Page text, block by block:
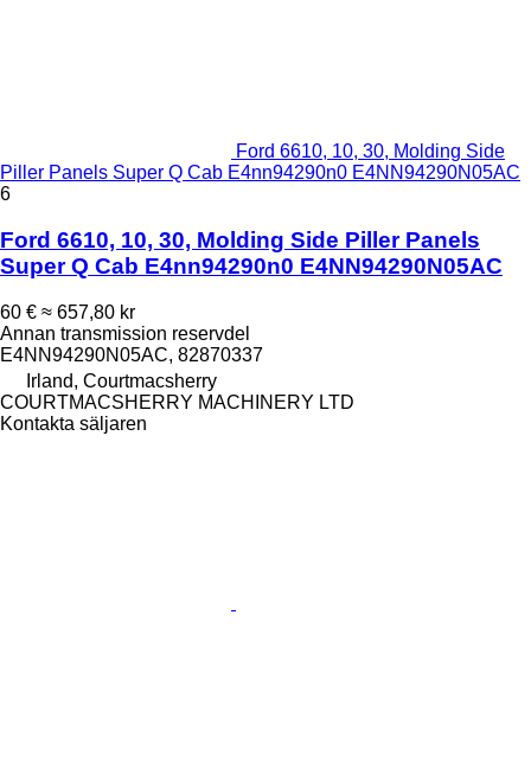
Ford 6610, 10, 30, Molding Side
Piller Panels Super Q Cab E4nn94290n0 E4NN94290N05AC
6
Ford 6610, 10, 30, Molding Side Piller Panels
Super Q Cab E4nn94290n0 E4NN94290N05AC
60 € ≈ 657,80 kr
Annan transmission reservdel
E4NN94290N05AC, 82870337
Irland, Courtmacsherry
COURTMACSHERRY MACHINERY LTD
Kontakta säljaren